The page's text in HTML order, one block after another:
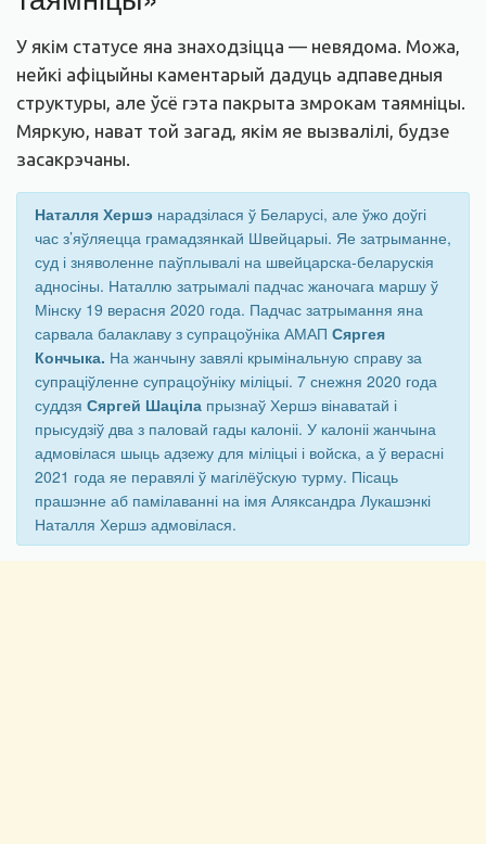
У якім статусе яна знаходзіцца — невядома. Можа,
нейкі афіцыйны каментарый дадуць адпаведныя
структуры, але ўсё гэта пакрыта змрокам таямніцы.
Мяркую, нават той загад, якім яе вызвалілі, будзе
засакрэчаны.
Наталля Хершэ нарадзілася ў Беларусі, але ўжо доўгі
час з’яўляецца грамадзянкай Швейцарыі. Яе затрыманне,
суд і зняволенне паўплывалі на швейцарска-беларускія
адносіны. Наталлю затрымалі падчас жаночага маршу ў
Мінску 19 верасня 2020 года. Падчас затрымання яна
сарвала балаклаву з супрацоўніка АМАП Сяргея
Кончыка. На жанчыну завялі крымінальную справу за
супраціўленне супрацоўніку міліцыі. 7 снежня 2020 года
суддзя Сяргей Шаціла прызнаў Хершэ вінаватай і
прысудзіў два з паловай гады калоніі. У калоніі жанчына
адмовілася шыць адзежу для міліцыі і войска, а ў верасні
2021 года яе перавялі ў магілёўскую турму. Пісаць
прашэнне аб памілаванні на імя Аляксандра Лукашэнкі
Наталля Хершэ адмовілася.